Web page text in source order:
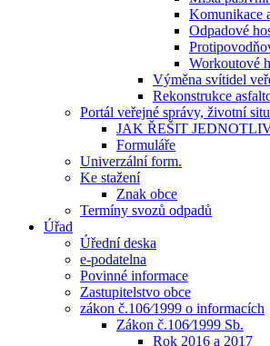
Komunikace
Odpadové
Workoutové
Výměna svítidel
Rekonstrukce
Portál veřejné správy, životní
JAK ŘEŠIT
Formuláře
Univerzální form.
Ke stažení
Znak obce
Termíny svozů odpadů
Úřad
Úřední deska
e-podatelna
Povinné informace
Zastupitelstvo obce
zákon č.106⁄1999 o informacích
Zákon č.106⁄1999 Sb.
Rok 2016 a 2017